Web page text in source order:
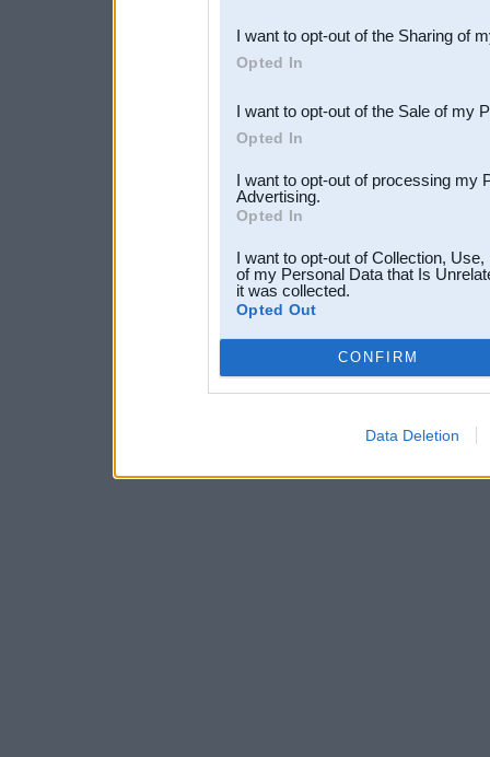
Downstream Participants
third parties.
I want to opt-out of the Sharing of
Opted In
I want to opt-out of the Sale of my
Opted In
I want to opt-out of processing my
Advertising.
Opted In
I want to opt-out of Collection,
of my Personal Data that Is
it was collected.
Opted Out
CONFIRM
Data Deletion